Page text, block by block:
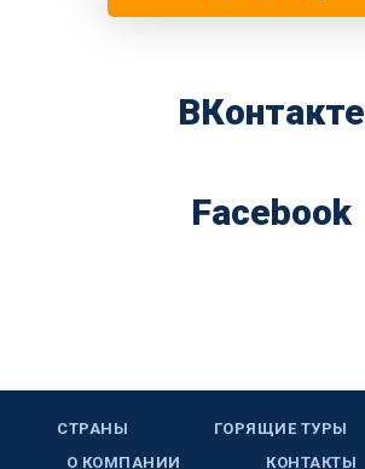
ВКонтакте
Facebook
СТРАНЫ ГОРЯЩИЕ ТУРЫ
О КОМПАНИИ
КОНТАКТЫ